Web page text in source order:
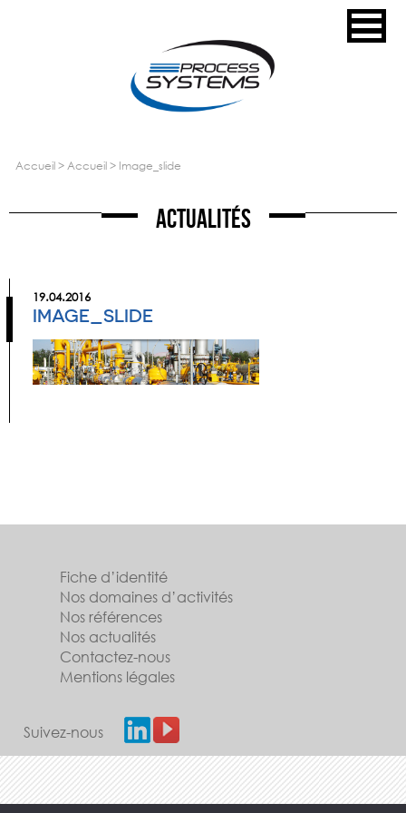
accueil> accueil> image_slide
Actualités
19.04.2016
IMAGE_SLIDE
Fiche d’identité
Nos domaines d’activités
Nos références
Nos actualités
Contactez-nous
Mentions légales
Suivez-nous